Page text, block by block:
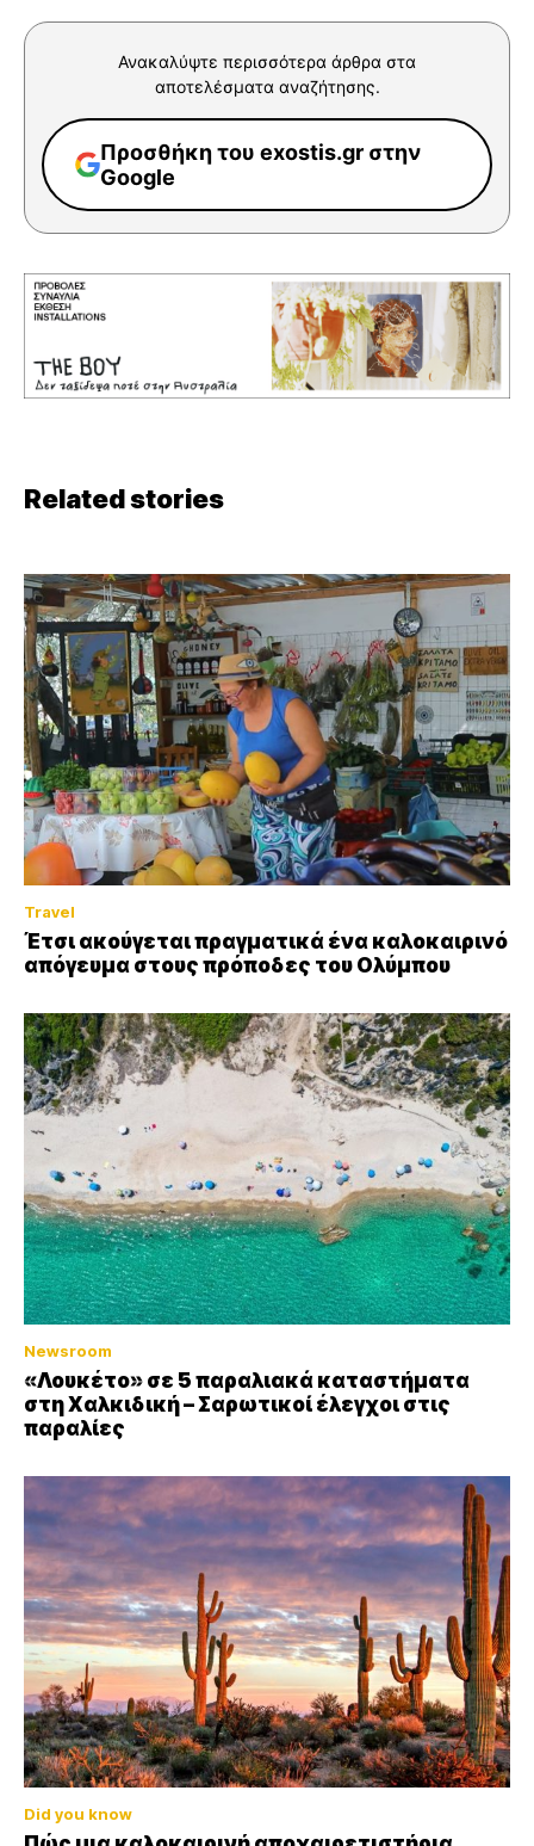
Ανακαλύψτε περισσότερα άρθρα στα
αποτελέσματα αναζήτησης.
Προσθήκη του exostis.gr στην
Google
Related stories
Travel
Έτσι ακούγεται πραγματικά ένα καλοκαιρινό
απόγευμα στους πρόποδες του Ολύμπου
Newsroom
«Λουκέτο» σε 5 παραλιακά καταστήματα
στη Χαλκιδική – Σαρωτικοί έλεγχοι στις
παραλίες
Did you know